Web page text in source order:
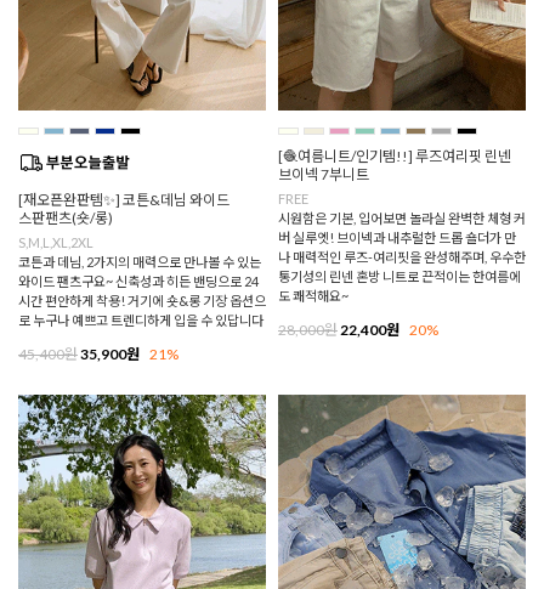
[재오픈완판템✨] 코튼&데님 와이드
스판팬츠(숏/롱)
S,M,L,XL,2XL
코튼과 데님, 2가지의 매력으로 만나볼 수 있는
와이드 팬츠구요~ 신축성과 히든 밴딩으로 24
시간 편안하게 착용! 거기에 숏&롱 기장 옵션으
로 누구나 예쁘고 트렌디하게 입을 수 있답니다
45,400원35,900원 21%
[🧶여름니트/인기템!!] 루즈여리핏 린넨
브이넥 7부니트
FREE
시원함은 기본, 입어보면 놀라실 완벽한 체형 커
버 실루엣! 브이넥과 내추럴한 드롭 숄더가 만
나 매력적인 루즈-여리핏을 완성해주며, 우수한
통기성의 린넨 혼방 니트로 끈적이는 한여름에
도 쾌적해요~
28,000원22,400원 20%